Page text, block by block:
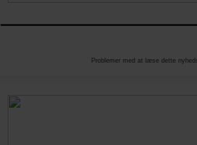
Problemer med at læse dette